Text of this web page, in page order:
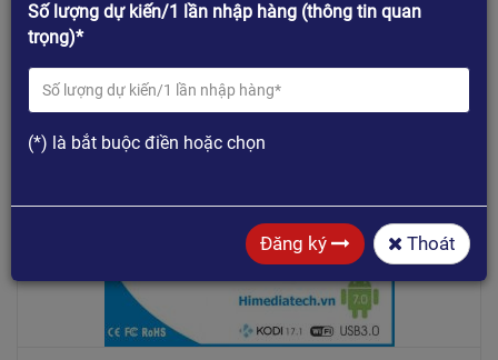
Số lượng dự kiến/1 lần nhập hàng (thông tin quan
trọng)*
(*) là bắt buộc điền hoặc chọn
Đăng ký Thoát